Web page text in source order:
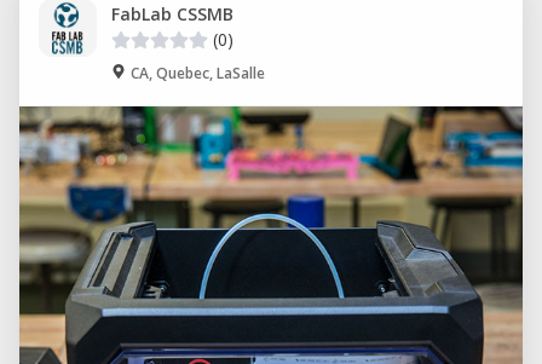
FabLab CSSMB
(0)
CA, Quebec, LaSalle